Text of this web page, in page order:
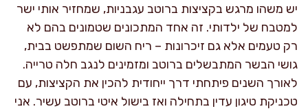
יש משהו מרגש בקציצות ברוטב עגבניות, שמחזיר אותי ישר
למטבח של ילדותי. זה אחד המתכונים שטמונים בהם לא
רק טעמים אלא גם זיכרונות – ריח השום שמתפשט בבית,
גושי הבשר המתבשלים ברוטב ומזמינים לנגב חלה טרייה.
לאורך השנים פיתחתי דרך ייחודית להכין את הקציצות, עם
טכניקת טיגון עדין בתחילה ואז בישול איטי ברוטב עשיר. אני